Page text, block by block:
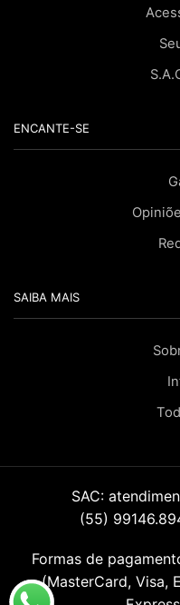
ENCANTE-SE
SAIBA MAIS
SAC:
(55)
Formas de
(MasterCard, Visa,